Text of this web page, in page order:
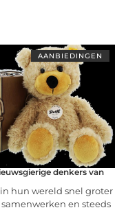
AANBIEDINGEN
denkers van
hun wereld snel groter
en steeds